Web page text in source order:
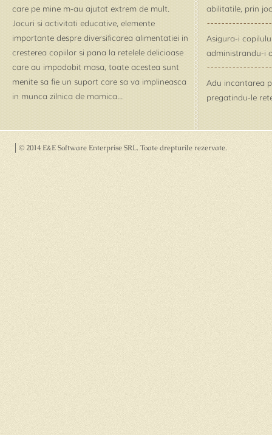
care pe mine m-au ajutat extrem de mult.
Jocuri si activitati educative, elemente
importante despre diversificarea alimentatiei in
cresterea copiilor si pana la retelele delicioase
care au impodobit masa, toate acestea sunt
menite sa fie un suport care sa va implineasca
in munca zilnica de mamica...
abilitatile, prin
Asigura-i
administrandu-i
Adu incantarea
pregatindu-le
© 2014 E&E Software Enterprise SRL. Toate drepturile rezervate.